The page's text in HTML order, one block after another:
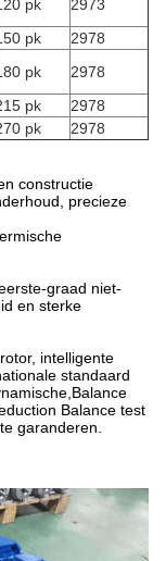
pk
2973
pk
2978
pk
2978
pk
2978
pk 2978
constructie
precieze
graad niet-
en sterke
intelligente
standaard
Balance test
garanderen.